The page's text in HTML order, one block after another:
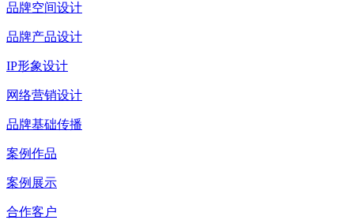
品牌空间设计
品牌产品设计
IP形象设计
网络营销设计
品牌基础传播
案例作品
案例展示
合作客户